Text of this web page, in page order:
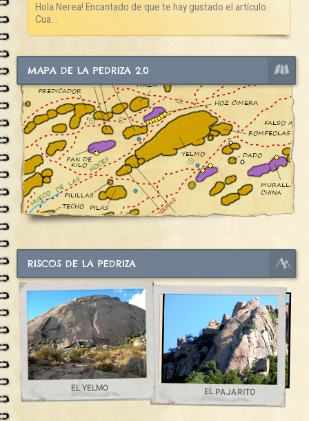
Hola Nerea! Encantado de que te hay gustado el artículo.
Cua...
MAPA DE LA PEDRIZA 2.0
RISCOS DE LA PEDRIZA
EL YELMO EL PAJARITO